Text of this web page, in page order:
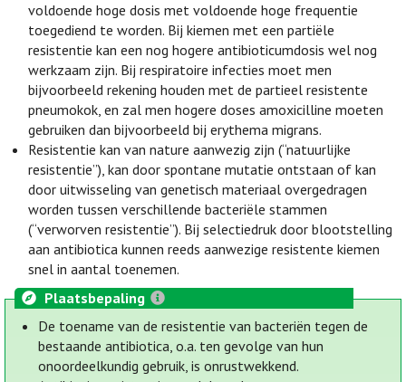
voldoende hoge dosis met voldoende hoge frequentie
toegediend te worden. Bij kiemen met een partiële
resistentie kan een nog hogere antibioticumdosis wel nog
werkzaam zijn. Bij respiratoire infecties moet men
bijvoorbeeld rekening houden met de partieel resistente
pneumokok, en zal men hogere doses amoxicilline moeten
gebruiken dan bijvoorbeeld bij erythema migrans.
Resistentie kan van nature aanwezig zijn (“natuurlijke
resistentie”), kan door spontane mutatie ontstaan of kan
door uitwisseling van genetisch materiaal overgedragen
worden tussen verschillende bacteriële stammen
(“verworven resistentie”). Bij selectiedruk door blootstelling
aan antibiotica kunnen reeds aanwezige resistente kiemen
snel in aantal toenemen.
Plaatsbepaling
De toename van de resistentie van bacteriën tegen de
bestaande antibiotica, o.a. ten gevolge van hun
onoordeelkundig gebruik, is onrustwekkend.